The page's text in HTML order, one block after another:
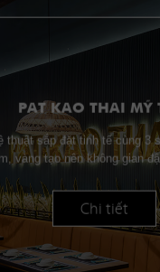
PAT KAO THAI MỸ
thuật sắp đặt tinh tế cùng 3
vàng tạo nên không gian
Chi tiết